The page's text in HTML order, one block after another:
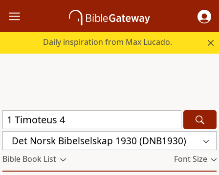
Daily inspiration from Max Lucado.
Det Norsk Bibelselskap 1930 (DNB1930)
Bible Book List Font Size